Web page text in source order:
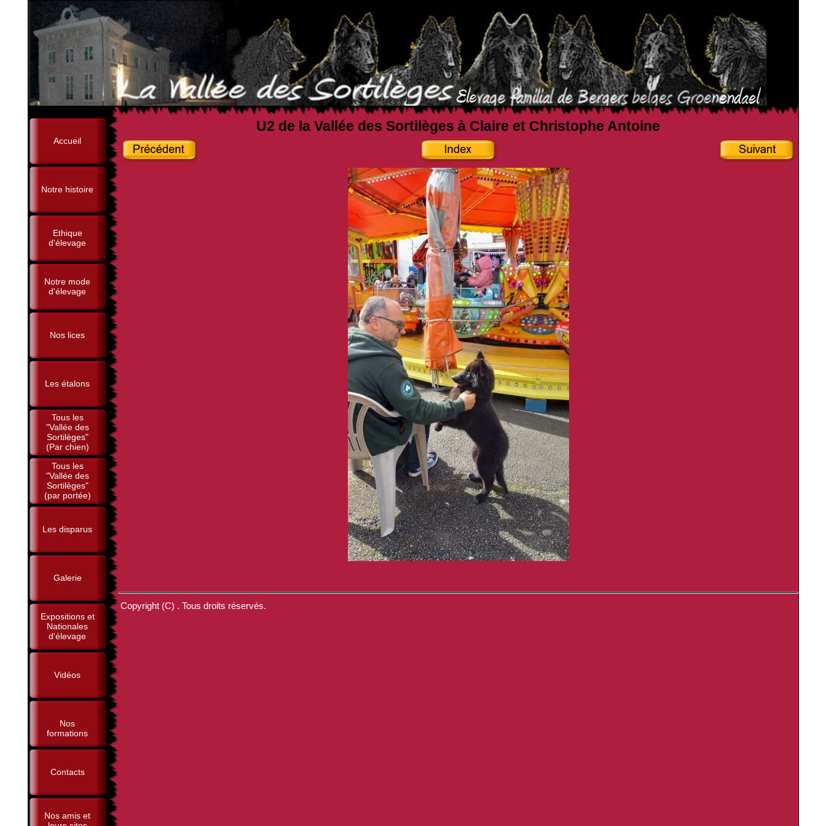
Accueil
Notre histoire
Ethique
d'élevage
Notre mode
d'élevage
Nos lices
Les étalons
Tous les
"Vallée des
Sortilèges"
(Par chien)
Tous les
"Vallée des
Sortilèges"
(par portée)
Les disparus
Galerie
Expositions et
Nationales
d'élevage
Vidéos
Nos
formations
Contacts
Nos amis et
U2 de la Vallée des Sortilèges à Claire et Christophe Antoine
Copyright (C) . Tous droits réservés.